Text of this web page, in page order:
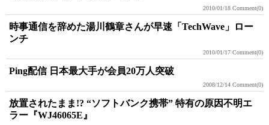
2010/01/18 Comment(0)
時事通信を辞めた湯川鶴章さんが早速「TechWave」ロー
ンチ
2010/01/17 Comment(0)
Ping配信 日本最大手が会員20万人突破
2008/12/14 Comment(0)
放置されたまま!? “ソフトバンク携帯” 特有の原因不明エ
ラー『WJ46065E』